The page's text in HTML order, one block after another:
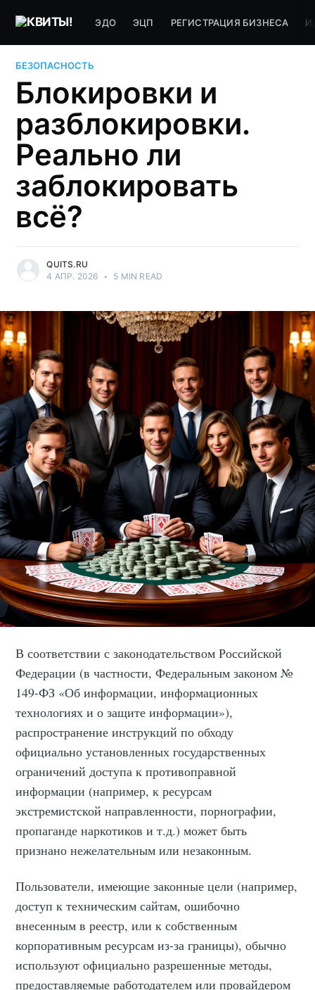
ЭДО ЭЦП РЕГИСТРАЦИЯ БИЗНЕСА
БЕЗОПАСНОСТЬ
Блокировки и
разблокировки.
Реально ли
заблокировать
всё?
QUITS.RU
4 АПР. 2026 • 5 MIN READ
В соответствии с законодательством Российской
Федерации (в частности, Федеральным законом №
149-ФЗ «Об информации, информационных
технологиях и о защите информации»),
распространение инструкций по обходу
официально установленных государственных
ограничений доступа к противоправной
информации (например, к ресурсам
экстремистской направленности, порнографии,
пропаганде наркотиков и т.д.) может быть
признано нежелательным или незаконным.
Пользователи, имеющие законные цели (например,
доступ к техническим сайтам, ошибочно
внесенным в реестр, или к собственным
корпоративным ресурсам из-за границы), обычно
используют официально разрешенные методы,
предоставляемые работодателем или провайдером